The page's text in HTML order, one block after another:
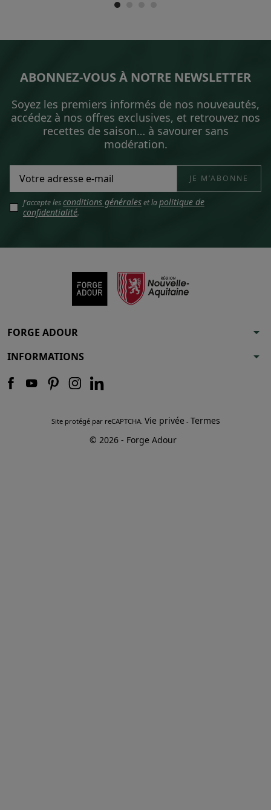
ABONNEZ-VOUS À NOTRE NEWSLETTER
Soyez les premiers informés de nos nouveautés,
accédez à nos offres exclusives, et retrouvez nos
recettes de saison… à savourer sans
modération.
J'accepte lesconditions généraleset lapolitique de
confidentialité.
FORGE ADOUR arrow_drop_down
INFORMATIONS arrow_drop_down
Site protégé par reCAPTCHA. Vie privée - Termes
© 2026 - Forge Adour